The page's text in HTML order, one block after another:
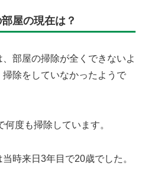
屋の現在は？
部屋の掃除が全くできないよ
除をしていなかったようで
度も掃除しています。
時来日3年目で20歳でした。